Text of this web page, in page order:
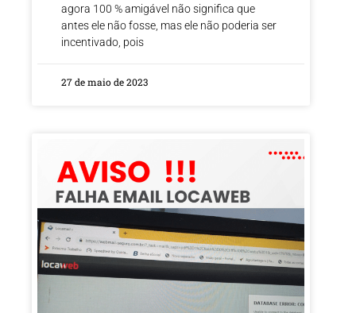
agora 100 % amigável não significa que
antes ele não fosse, mas ele não poderia ser
incentivado, pois
27 de maio de 2023